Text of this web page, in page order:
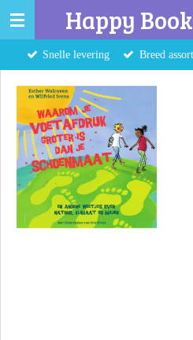
Ga
naar
hoofdinhoud
Happy
Snelle levering Breed